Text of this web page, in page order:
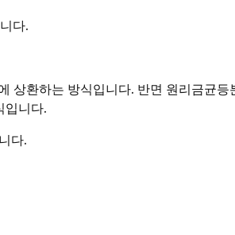
다.
상환하는 방식입니다. 반면 원리금균등
입니다.
다.